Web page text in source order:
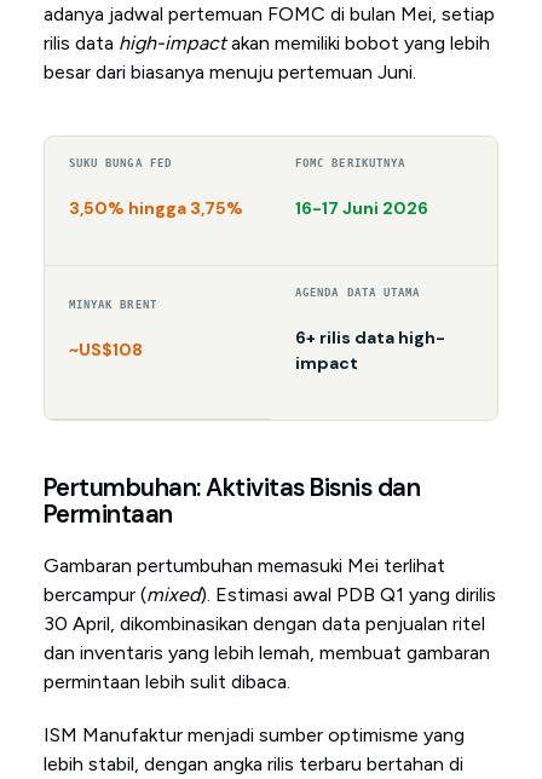
adanya jadwal pertemuan FOMC di bulan Mei, setiap
rilis data high-impactakan memiliki bobot yang lebih
besar dari biasanya menuju pertemuan Juni.
SUKU BUNGA FED
3,50% hingga 3,75%
FOMC BERIKUTNYA
16-17 Juni 2026
MINYAK BRENT
~US$108
AGENDA DATA UTAMA
6+ rilis data high-
impact
Pertumbuhan: Aktivitas Bisnis dan
Permintaan
Gambaran pertumbuhan memasuki Mei terlihat
bercampur (mixed). Estimasi awal PDB Q1 yang dirilis
30 April, dikombinasikan dengan data penjualan ritel
dan inventaris yang lebih lemah, membuat gambaran
permintaan lebih sulit dibaca.
ISM Manufaktur menjadi sumber optimisme yang
lebih stabil, dengan angka rilis terbaru bertahan di